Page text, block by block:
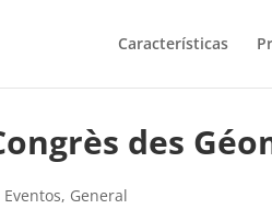
Características
des
Eventos, General